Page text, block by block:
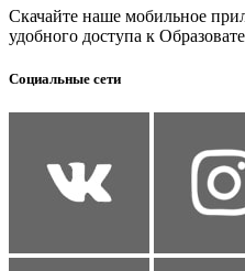
Скачайте наше мобильное
удобного доступа к
Социальные сети